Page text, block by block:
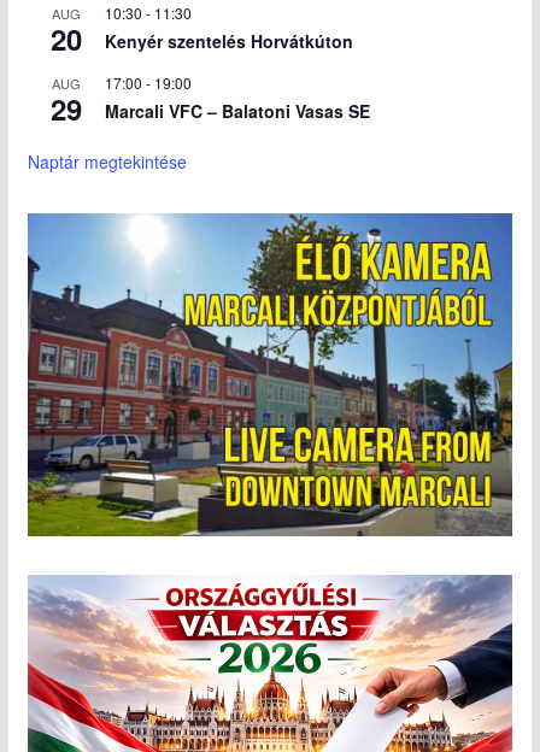
AUG
20
10:30 - 11:30
Kenyér szentelés Horvátkúton
AUG
29
17:00 - 19:00
Marcali VFC – Balatoni Vasas SE
Naptár megtekintése